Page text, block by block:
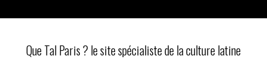
Que Tal Paris ? le site spécialiste de la culture latine